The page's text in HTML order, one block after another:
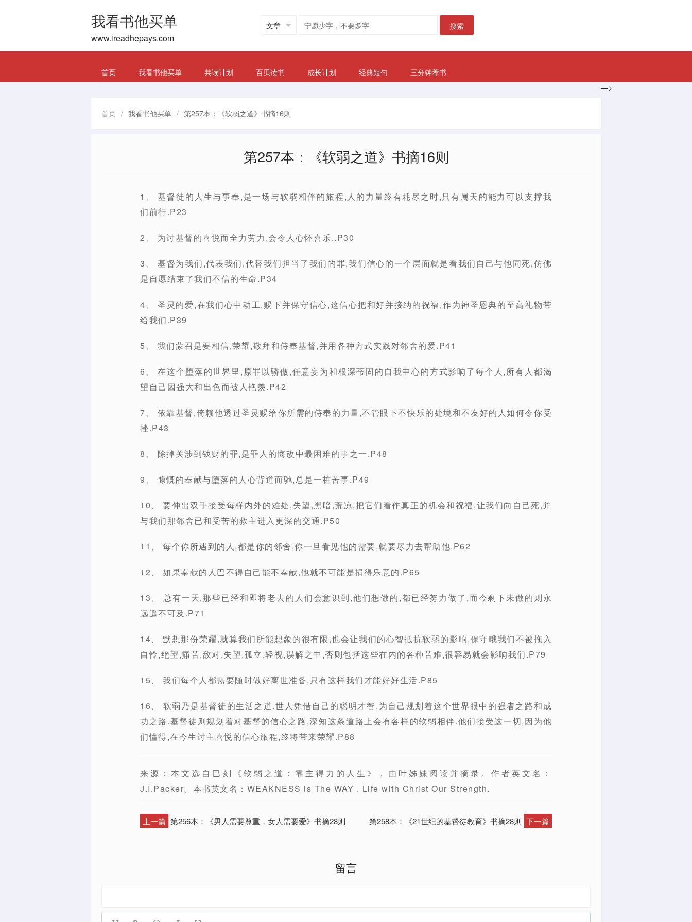
我看书他买单
www.ireadhepays.com
搜索
首页 我看书他买单 共读计划 百贝读书 成长计划 经典短句
三分钟荐书
—>
首页 / 我看书他买单 / 第257本：《软弱之道》书摘16则
第257本：《软弱之道》书摘16则
1、 基督徒的人生与事奉,是一场与软弱相伴的旅程,人的力量终有耗尽之时,只有属天的能力可以支撑我
们前行.P23
2、 为讨基督的喜悦而全力劳力,会令人心怀喜乐..P30
3、 基督为我们,代表我们,代替我们担当了我们的罪,我们信心的一个层面就是看我们自己与他同死,仿佛
是自愿结束了我们不信的生命.P34
4、 圣灵的爱,在我们心中动工,赐下并保守信心,这信心把和好并接纳的祝福,作为神圣恩典的至高礼物带
给我们.P39
5、 我们蒙召是要相信,荣耀,敬拜和侍奉基督,并用各种方式实践对邻舍的爱.P41
6、 在这个堕落的世界里,原罪以骄傲,任意妄为和根深蒂固的自我中心的方式影响了每个人,所有人都渴
望自己因强大和出色而被人艳羡.P42
7、 依靠基督,倚赖他透过圣灵赐给你所需的侍奉的力量,不管眼下不快乐的处境和不友好的人如何令你受
挫.P43
8、 除掉关涉到钱财的罪,是罪人的悔改中最困难的事之一.P48
9、 慷慨的奉献与堕落的人心背道而驰,总是一桩苦事.P49
10、 要伸出双手接受每样内外的难处,失望,黑暗,荒凉,把它们看作真正的机会和祝福,让我们向自己死,并
与我们那邻舍已和受苦的救主进入更深的交通.P50
11、 每个你所遇到的人,都是你的邻舍,你一旦看见他的需要,就要尽力去帮助他.P62
12、 如果奉献的人巴不得自己能不奉献,他就不可能是捐得乐意的.P65
13、 总有一天,那些已经和即将老去的人们会意识到,他们想做的,都已经努力做了,而今剩下未做的则永
远遥不可及.P71
14、 默想那份荣耀,就算我们所能想象的很有限,也会让我们的心智抵抗软弱的影响,保守哦我们不被拖入
自怜,绝望,痛苦,敌对,失望,孤立,轻视,误解之中,否则包括这些在内的各种苦难,很容易就会影响我们.P79
15、 我们每个人都需要随时做好离世准备,只有这样我们才能好好生活.P85
16、 软弱乃是基督徒的生活之道.世人凭借自己的聪明才智,为自己规划着这个世界眼中的强者之路和成
功之路.基督徒则规划着对基督的信心之路,深知这条道路上会有各样的软弱相伴.他们接受这一切,因为他
们懂得,在今生讨主喜悦的信心旅程,终将带来荣耀.P88
来源：本文选自巴刻《软弱之道：靠主得力的人生》，由叶姊妹阅读并摘录。作者英文名：
J.I.Packer。本书英文名：WEAKNESS is The WAY . Life with Christ Our Strength.
上一篇 第256本：《男人需要尊重，女人需要爱》书摘28则 第258本：《21世纪的基督徒教育》书摘28则 下一篇
留言